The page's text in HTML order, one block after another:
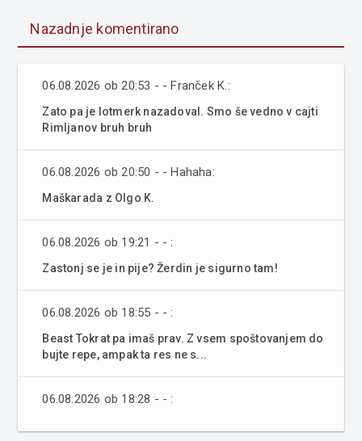
Nazadnje komentirano
06.08.2026 ob 20:53 - - Franček K.:
Zato pa je lotmerk nazadoval. Smo še vedno v cajti
Rimljanov bruh bruh
06.08.2026 ob 20:50 - - Hahaha:
Maškarada z Olgo K.
06.08.2026 ob 19:21 - - :
Zastonj se je in pije? Žerdin je sigurno tam!
06.08.2026 ob 18:55 - - :
Beast Tokrat pa imaš prav. Z vsem spoštovanjem do
bujte repe, ampak ta res ne s...
06.08.2026 ob 18:28 - - :